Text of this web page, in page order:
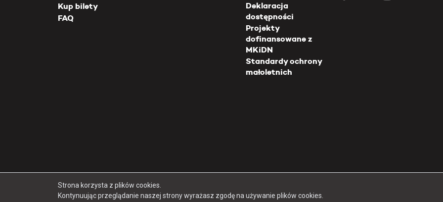
Kup bilety
FAQ
Deklaracja
dostępności
Projekty
dofinansowane z
MKiDN
Standardy ochrony
małoletnich
Copyright 2026 Muzeum Powstania Warszawskiego
Strona korzysta z plików cookies.
Kontynuując przeglądanie naszej strony wyrażasz zgodę na używanie plików cookies.